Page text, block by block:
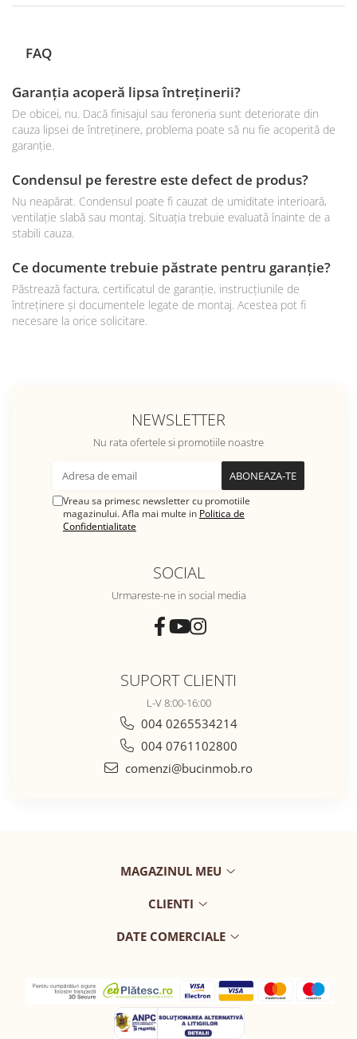
FAQ
Garanția acoperă lipsa întreținerii?
De obicei, nu. Dacă finisajul sau feroneria sunt deteriorate din
cauza lipsei de întreținere, problema poate să nu fie acoperită de
garanție.
Condensul pe ferestre este defect de produs?
Nu neapărat. Condensul poate fi cauzat de umiditate interioară,
ventilație slabă sau montaj. Situația trebuie evaluată înainte de a
stabili cauza.
Ce documente trebuie păstrate pentru garanție?
Păstrează factura, certificatul de garanție, instrucțiunile de
întreținere și documentele legate de montaj. Acestea pot fi
necesare la orice solicitare.
NEWSLETTER
Nu rata ofertele si promotiile noastre
Vreau sa primesc newsletter cu promotiile
magazinului. Afla mai multe in Politica de
Confidentialitate
SOCIAL
Urmareste-ne in social media
SUPORT CLIENTI
L-V 8:00-16:00
004 0265534214
004 0761102800
comenzi@bucinmob.ro
MAGAZINUL MEU
CLIENTI
DATE COMERCIALE